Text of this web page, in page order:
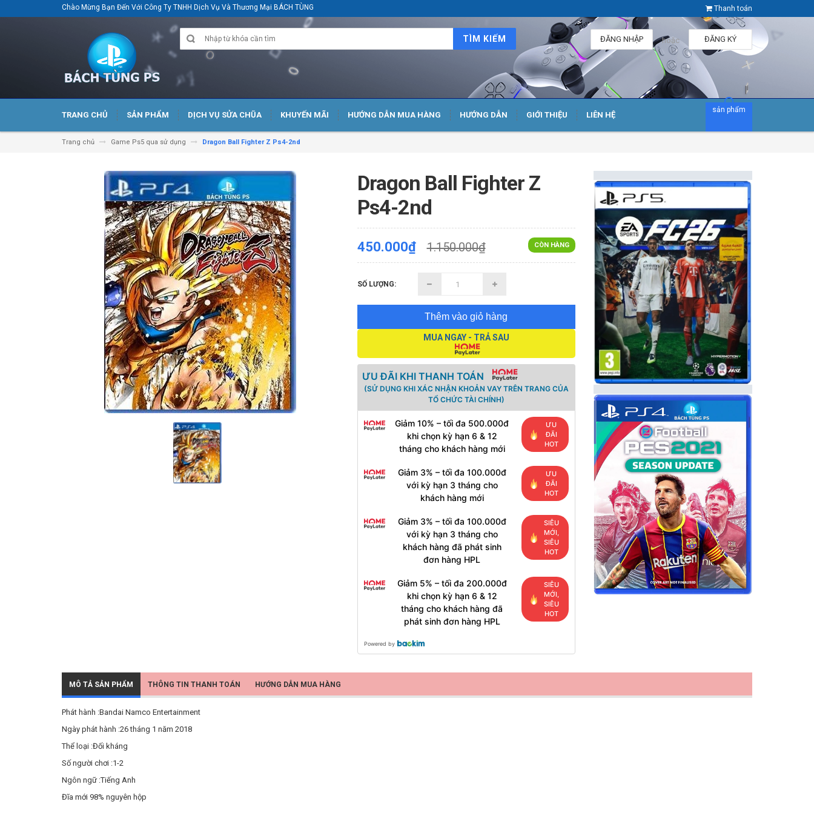
Chào Mừng Bạn Đến Với Công Ty TNHH Dịch Vụ Và Thương Mại BÁCH TÙNG Thanh toán
TÌM KIẾM ĐĂNG KÝ
hoặc
ĐĂNG NHẬP
TRANG CHỦ SẢN PHẨM DỊCH VỤ SỬA CHŨA KHUYẾN MÃI HƯỚNG DẪN MUA HÀNG HƯỚNG DẪN GIỚI THIỆU LIÊN HỆ
sản phẩm
Trang chủ Game Ps5 qua sử dụng Dragon Ball Fighter Z Ps4-2nd
Dragon Ball Fighter Z
Ps4-2nd
CÒN HÀNG
450.000₫ 1.150.000₫
SỐ LƯỢNG:
Thêm vào giỏ hàng
MUA NGAY - TRẢ SAU
ƯU ĐÃI KHI THANH TOÁN
(SỬ DỤNG KHI XÁC NHẬN KHOẢN VAY TRÊN TRANG CỦA
TỔ CHỨC TÀI CHÍNH)
Giảm 10% – tối đa 500.000đ
khi chọn kỳ hạn 6 & 12
tháng cho khách hàng mới
ƯU
ĐÃI
HOT
Giảm 3% – tối đa 100.000đ
với kỳ hạn 3 tháng cho
khách hàng mới
ƯU
ĐÃI
HOT
Giảm 3% – tối đa 100.000đ
với kỳ hạn 3 tháng cho
khách hàng đã phát sinh
đơn hàng HPL
SIÊU
MỚI,
SIÊU
HOT
Giảm 5% – tối đa 200.000đ
khi chọn kỳ hạn 6 & 12
tháng cho khách hàng đã
phát sinh đơn hàng HPL
SIÊU
MỚI,
SIÊU
HOT
Powered by
MÔ TẢ SẢN PHẨM THÔNG TIN THANH TOÁN HƯỚNG DẪN MUA HÀNG
Phát hành :Bandai Namco Entertainment
Ngày phát hành :26 tháng 1 năm 2018
Thể loại :Đối kháng
Số người chơi :1-2
Ngôn ngữ :Tiếng Anh
Đĩa mới 98% nguyên hộp